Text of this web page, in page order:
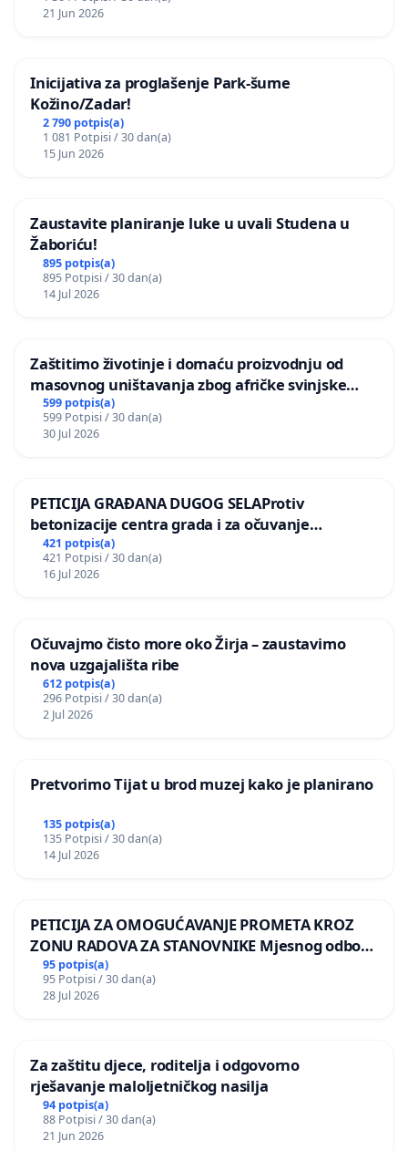
21 Jun 2026
Inicijativa za proglašenje Park-šume
Kožino/Zadar!
2 790 potpis(a)
1 081 Potpisi / 30 dan(a)
15 Jun 2026
Zaustavite planiranje luke u uvali Studena u
Žaboriću!
895 potpis(a)
895 Potpisi / 30 dan(a)
14 Jul 2026
Zaštitimo životinje i domaću proizvodnju od
masovnog uništavanja zbog afričke svinjske
kuge
599 potpis(a)
599 Potpisi / 30 dan(a)
30 Jul 2026
PETICIJA GRAĐANA DUGOG SELAProtiv
betonizacije centra grada i za očuvanje
postojećih zelenih površina i odraslih stabala pri
donošenju izmjena urbanističkog plana
421 potpis(a)
421 Potpisi / 30 dan(a)
16 Jul 2026
Očuvajmo čisto more oko Žirja – zaustavimo
nova uzgajališta ribe
612 potpis(a)
296 Potpisi / 30 dan(a)
2 Jul 2026
Pretvorimo Tijat u brod muzej kako je planirano
135 potpis(a)
135 Potpisi / 30 dan(a)
14 Jul 2026
PETICIJA ZA OMOGUĆAVANJE PROMETA KROZ
ZONU RADOVA ZA STANOVNIKE Mjesnog odbora
Kamensko i Lemić Brdo
95 potpis(a)
95 Potpisi / 30 dan(a)
28 Jul 2026
Za zaštitu djece, roditelja i odgovorno
rješavanje maloljetničkog nasilja
94 potpis(a)
88 Potpisi / 30 dan(a)
21 Jun 2026